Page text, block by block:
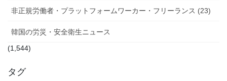
非正規労働者・プラットフォームワーカー・フリーランス (23)
韓国の労災・安全衛生ニュース
(1,544)
タグ